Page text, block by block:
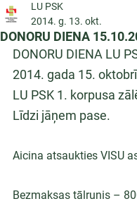
ESF projekti
DONORU DIENA
LU PSK
2014. g. 13. okt.
DONORU DIENA LU
2014. gada 15.
LU PSK 1. korpusa
Līdzi jāņem pase.
Aicina atsaukties VISU
Bezmaksas tālrunis –